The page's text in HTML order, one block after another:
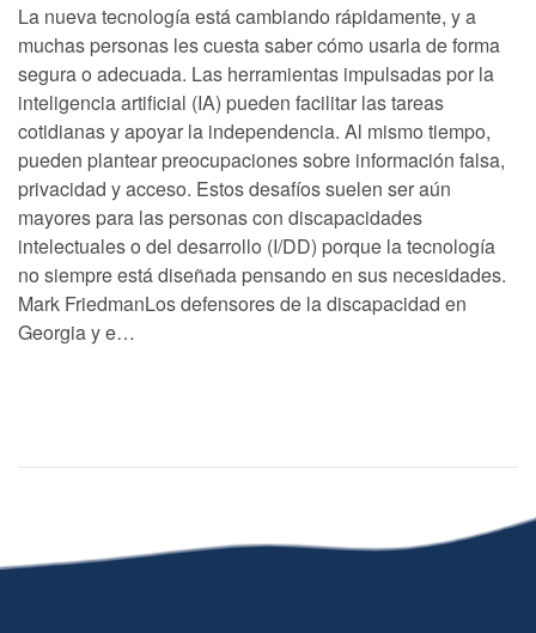
La nueva tecnología está cambiando rápidamente, y a
muchas personas les cuesta saber cómo usarla de forma
segura o adecuada. Las herramientas impulsadas por la
inteligencia artificial (IA) pueden facilitar las tareas
cotidianas y apoyar la independencia. Al mismo tiempo,
pueden plantear preocupaciones sobre información falsa,
privacidad y acceso. Estos desafíos suelen ser aún
mayores para las personas con discapacidades
intelectuales o del desarrollo (I/DD) porque la tecnología
no siempre está diseñada pensando en sus necesidades.
Mark FriedmanLos defensores de la discapacidad en
Georgia y e…